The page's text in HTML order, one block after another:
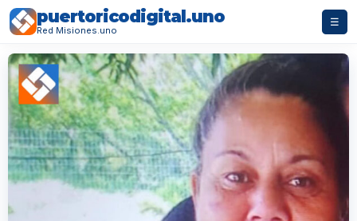
puertoricodigital.uno
Red Misiones.uno
☰